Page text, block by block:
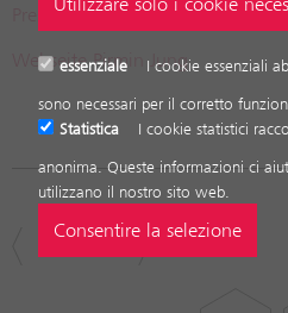
Pressemitteilung Pirmin Jung
Webseite Pirmin Jung
NOVITÀ
essenziale
I cookie essenziali
sono necessari per il corretto
Statistica
I cookie statistici
anonima. Queste informazioni ci
utilizzano il nostro sito web.